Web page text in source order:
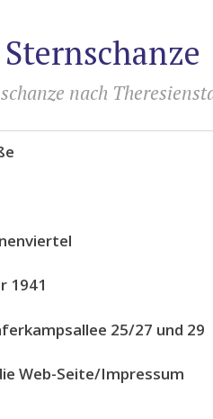
nach
1941
25/27 und 29
Web-Seite/Impressum